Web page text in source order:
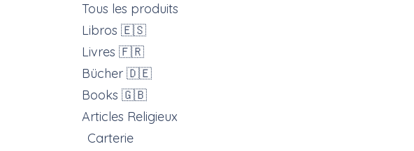
Tous les produits
Libros 🇪🇸
Livres 🇫🇷
Bücher 🇩🇪
Books 🇬🇧
Articles Religieux
Carterie